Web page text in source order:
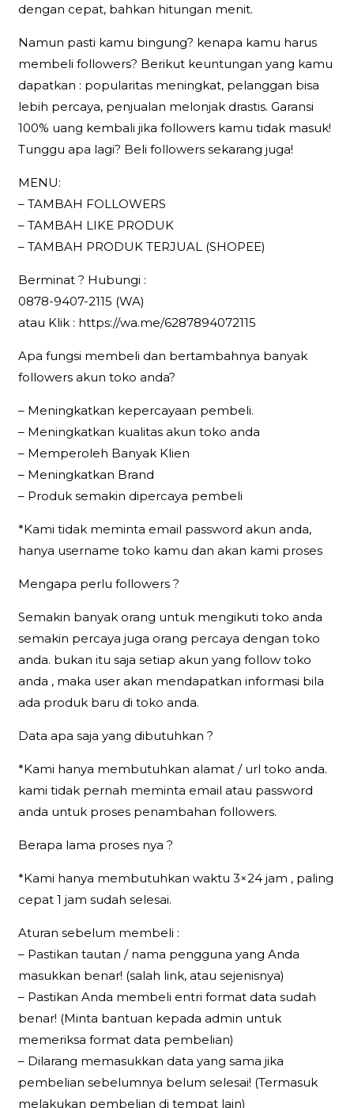
dengan cepat, bahkan hitungan menit.
Namun pasti kamu bingung? kenapa kamu harus
membeli followers? Berikut keuntungan yang kamu
dapatkan : popularitas meningkat, pelanggan bisa
lebih percaya, penjualan melonjak drastis. Garansi
100% uang kembali jika followers kamu tidak masuk!
Tunggu apa lagi? Beli followers sekarang juga!
MENU:
– TAMBAH FOLLOWERS
– TAMBAH LIKE PRODUK
– TAMBAH PRODUK TERJUAL (SHOPEE)
Berminat ? Hubungi :
0878-9407-2115 (WA)
atau Klik : https://wa.me/6287894072115
Apa fungsi membeli dan bertambahnya banyak
followers akun toko anda?
– Meningkatkan kepercayaan pembeli.
– Meningkatkan kualitas akun toko anda
– Memperoleh Banyak Klien
– Meningkatkan Brand
– Produk semakin dipercaya pembeli
*Kami tidak meminta email password akun anda,
hanya username toko kamu dan akan kami proses
Mengapa perlu followers ?
Semakin banyak orang untuk mengikuti toko anda
semakin percaya juga orang percaya dengan toko
anda. bukan itu saja setiap akun yang follow toko
anda , maka user akan mendapatkan informasi bila
ada produk baru di toko anda.
Data apa saja yang dibutuhkan ?
*Kami hanya membutuhkan alamat / url toko anda.
kami tidak pernah meminta email atau password
anda untuk proses penambahan followers.
Berapa lama proses nya ?
*Kami hanya membutuhkan waktu 3×24 jam , paling
cepat 1 jam sudah selesai.
Aturan sebelum membeli :
– Pastikan tautan / nama pengguna yang Anda
masukkan benar! (salah link, atau sejenisnya)
– Pastikan Anda membeli entri format data sudah
benar! (Minta bantuan kepada admin untuk
memeriksa format data pembelian)
– Dilarang memasukkan data yang sama jika
pembelian sebelumnya belum selesai! (Termasuk
melakukan pembelian di tempat lain)